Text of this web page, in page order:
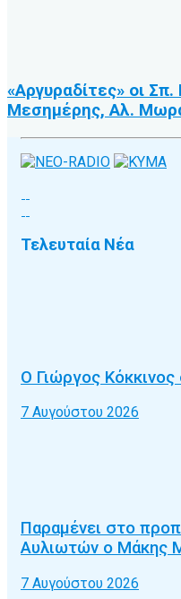
«Αργυραδίτες» οι
Μεσημέρης, Αλ.
Τελευταία Νέα
Ο Γιώργος
7 Αυγούστου 2026
Παραμένει στο
Αυλιωτών ο Μάκης
7 Αυγούστου 2026